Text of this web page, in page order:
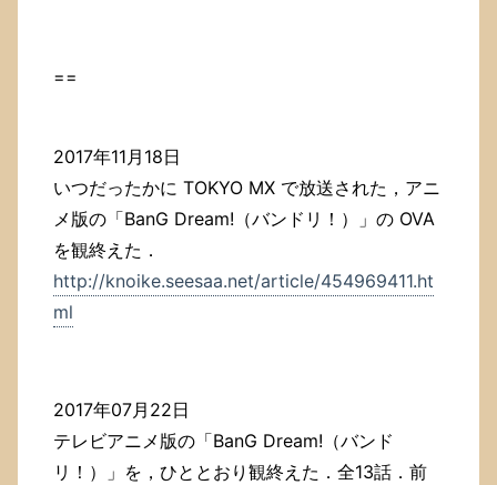
==
2017年11月18日
いつだったかに TOKYO MX で放送された，アニ
メ版の「BanG Dream!（バンドリ！）」の OVA
を観終えた．
http://knoike.seesaa.net/article/454969411.ht
ml
2017年07月22日
テレビアニメ版の「BanG Dream!（バンド
リ！）」を，ひととおり観終えた．全13話．前